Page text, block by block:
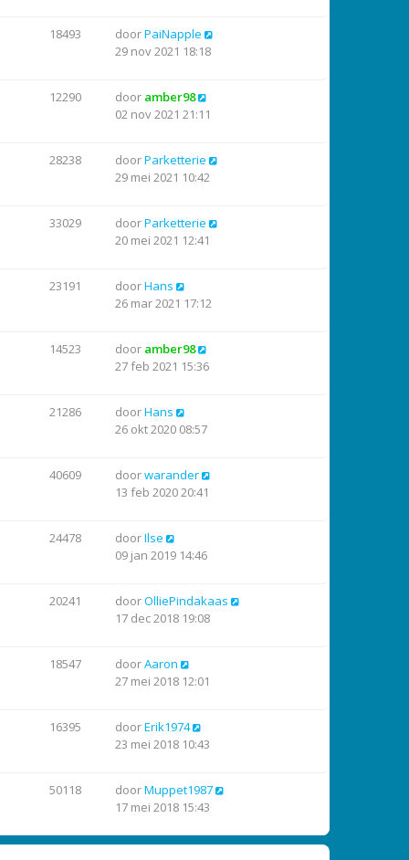
18493 doorPaiNapple
29 nov 2021 18:18
12290 door amber98
02 nov 2021 21:11
28238 doorParketterie
29 mei 2021 10:42
33029 doorParketterie
20 mei 2021 12:41
23191 doorHans
26 mar 2021 17:12
14523 door amber98
27 feb 2021 15:36
21286 doorHans
26 okt 2020 08:57
40609 doorwarander
13 feb 2020 20:41
24478 doorIlse
09 jan 2019 14:46
20241 doorOlliePindakaas
17 dec 2018 19:08
18547 doorAaron
27 mei 2018 12:01
16395 doorErik1974
23 mei 2018 10:43
50118 doorMuppet1987
17 mei 2018 15:43